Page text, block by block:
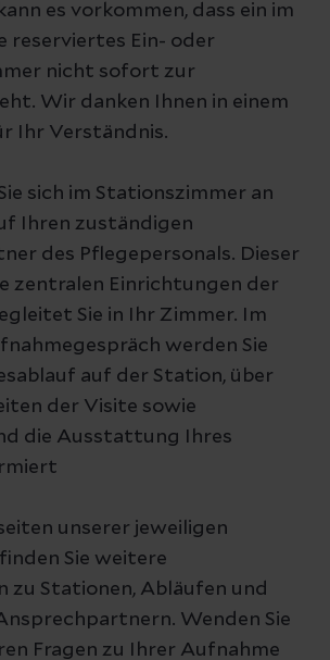
es vorkommen, dass ein im
reserviertes Ein- oder
nicht sofort zur
Wir danken Ihnen in einem
Ihr Verständnis.
sich im Stationszimmer an
Ihren zuständigen
des Pflegepersonals. Dieser
zentralen Einrichtungen der
Sie in Ihr Zimmer. Im
werden Sie
auf der Station, über
der Visite sowie
die Ausstattung Ihres
unserer jeweiligen
Sie weitere
zu Stationen, Abläufen und
Wenden Sie
Fragen zu Ihrer Aufnahme